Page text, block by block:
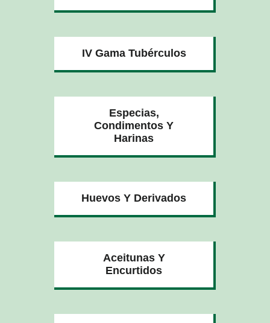
IV Gama Tubérculos
Especias,
Condimentos Y
Harinas
Huevos Y Derivados
Aceitunas Y
Encurtidos